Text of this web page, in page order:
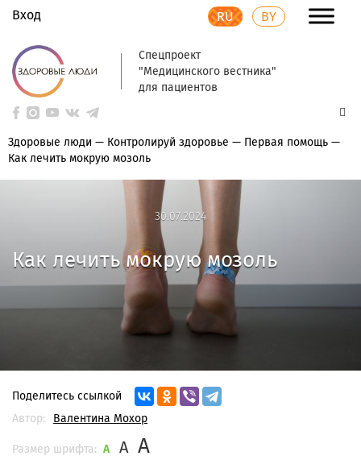
Вход RU BY
Спецпроект
"Медицинского вестника"
для пациентов
Здоровые люди — Контролируй здоровье — Первая помощь —
Как лечить мокрую мозоль
30.07.2024
30.07.2024
Как лечить мокрую мозоль
Поделитесь ссылкой
Автор:
Валентина Мохор
Размер шрифта: A A A